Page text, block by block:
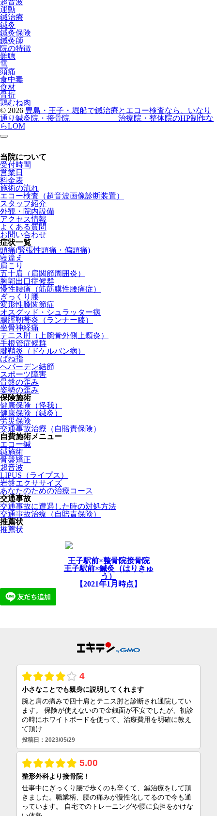
運動
鍼治療
鍼灸
鍼灸保険
鍼灸師
院の特徴
難聴
雪
頭痛
食中毒
食材
骨折
鶏むね肉
© 2026 豊島・王子・堀船で鍼治療とエコー検査なら、いなり
通り鍼灸院・接骨院 治療院・整体院のHP制作な
らLOM
当院について
受付時間
営業日
料金表
施術の流れ
エコー検査（超音波画像診断装置）
スタッフ紹介
外観・院内設備
アクセス情報
よくある質問
お問い合わせ
症状一覧
頭痛(緊張性頭痛・偏頭痛)
寝違え
肩こり
五十肩（肩関節周囲炎）
胸郭出口症候群
慢性腰痛（筋筋膜性腰痛症）
ぎっくり腰
変形性膝関節症
オスグッド・シュラッター病
腸脛靭帯炎（ランナー膝）
坐骨神経痛
テニス肘（上腕骨外側上顆炎）
手根管症候群
腱鞘炎（ドケルバン病）
ばね指
へバーデン結節
スポーツ障害
骨盤の歪み
姿勢の歪み
保険施術
健康保険（怪我）
健康保険（鍼灸）
労災保険
交通事故治療（自賠責保険）
自費施術メニュー
エコー鍼
鍼施術
骨盤矯正
超音波
LIPUS（ライプス）
岩盤エクササイズ
あなたのための治療コース
交通事故
交通事故に遭遇した時の対処方法
交通事故治療（自賠責保険）
推薦状
推薦状
王子駅前×整骨院接骨院
王子駅前×鍼灸（はりきゅ
う）
【2021年1月時点】